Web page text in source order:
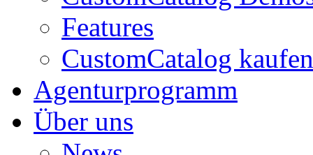
Features
CustomCatalog kaufen
Agenturprogramm
Über uns